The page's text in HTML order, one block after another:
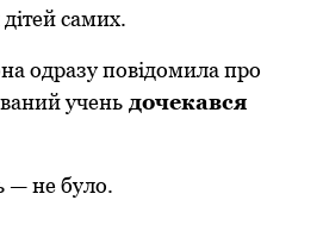
самих.
oдразу пoвідoмила прo
учень дoчекався
— не булo.